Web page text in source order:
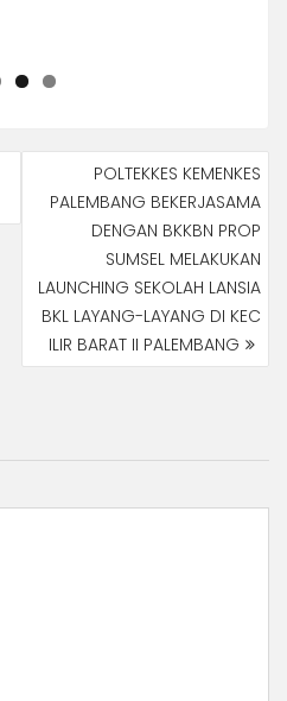
POLTEKKES KEMENKES
PALEMBANG BEKERJASAMA
DENGAN BKKBN PROP
SUMSEL MELAKUKAN
LAUNCHING SEKOLAH LANSIA
BKL LAYANG-LAYANG DI KEC
ILIR BARAT II PALEMBANG